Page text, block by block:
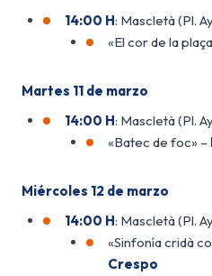
14:00 H: Mascletà (Pl.
«El cor de la
Martes 11 de marzo
14:00 H: Mascletà (Pl.
«Batec de foc» –
Miércoles 12 de marzo
14:00 H: Mascletà (Pl.
«Sinfonía cridà
Crespo